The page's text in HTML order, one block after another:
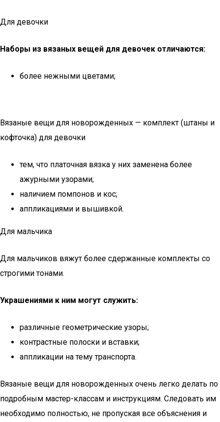
Для девочки
Наборы из вязаных вещей для девочек отличаются:
более нежными цветами;
Вязаные вещи для новорожденных — комплект (штаны и
кофточка) для девочки
тем, что платочная вязка у них заменена более
ажурными узорами;
наличием помпонов и кос;
аппликациями и вышивкой.
Для мальчика
Для мальчиков вяжут более сдержанные комплекты со
строгими тонами.
Украшениями к ним могут служить:
различные геометрические узоры;
контрастные полоски и вставки;
аппликации на тему транспорта.
Вязаные вещи для новорожденных очень легко делать по
подробным мастер-классам и инструкциям. Следовать им
необходимо полностью, не пропуская все объяснения и